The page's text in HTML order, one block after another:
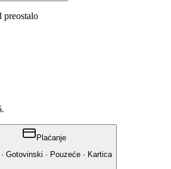
preostalo
Plaćanje
Gotovinski · Pouzeće · Kartica